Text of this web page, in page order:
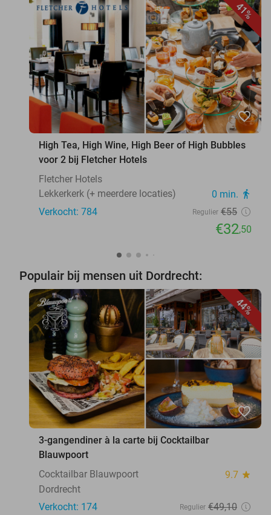
41%
favorite_border
High Tea, High Wine, High Beer of High Bubbles
voor 2 bij Fletcher Hotels
Fletcher Hotels
Lekkerkerk (+ meerdere locaties)
0 min. directions_walk
Verkocht: 784 Regulier €55
€32,50
Populair bij mensen uit Dordrecht:
44%
favorite_border
3-gangendiner à la carte bij Cocktailbar
Blauwpoort
Cocktailbar Blauwpoort
9.7 star
Dordrecht
Verkocht: 174
Regulier €49,10